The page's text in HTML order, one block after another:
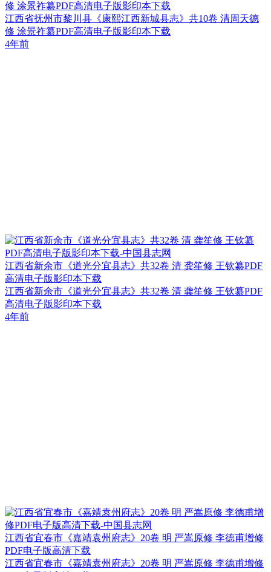
修 涂景祚纂PDF高清电子版影印本下载
江西省抚州市黎川县《康熙江西新城县志》共10卷 清周天德
修 涂景祚纂PDF高清电子版影印本下载
4年前
江西省新余市《道光分宜县志》共32卷 清 龚笙修 王钦纂PDF
高清电子版影印本下载
江西省新余市《道光分宜县志》共32卷 清 龚笙修 王钦纂PDF
高清电子版影印本下载
4年前
江西省宜春市《嘉靖袁州府志》20卷 明 严嵩原修 李德甫增修
PDF电子版高清下载
江西省宜春市《嘉靖袁州府志》20卷 明 严嵩原修 李德甫增修